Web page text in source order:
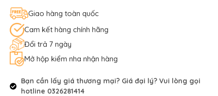
Giao hàng toàn quốc
Cam kết hàng chính hãng
Đổi trả 7 ngày
Mở hộp kiểm nha nhận hàng
Bạn cần lấy giá thương mại? Giá đại lý? Vui lòng gọi
hotline 0326281414